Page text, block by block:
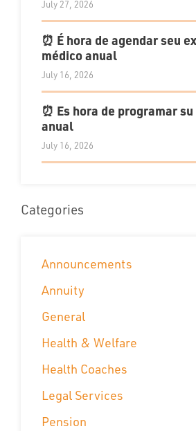
July 27, 2026
⏰ É hora de agendar seu
médico anual
July 16, 2026
⏰ Es hora de programar
anual
July 16, 2026
Categories
Announcements
Annuity
General
Health & Welfare
Health Coaches
Legal Services
Pension